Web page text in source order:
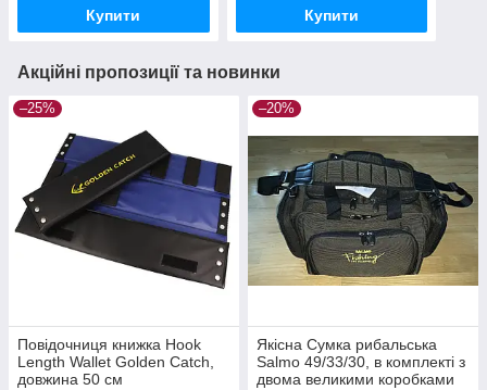
Купити Купити
Акційні пропозиції та новинки
–25%
Повідочниця книжка Hook
Length Wallet Golden Catch,
довжина 50 см
–20%
Якісна Сумка рибальська
Salmo 49/33/30, в комплекті з
двома великими коробками